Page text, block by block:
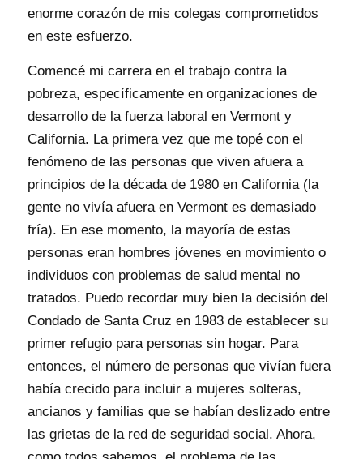
enorme corazón de mis colegas comprometidos
en este esfuerzo.
Comencé mi carrera en el trabajo contra la
pobreza, específicamente en organizaciones de
desarrollo de la fuerza laboral en Vermont y
California. La primera vez que me topé con el
fenómeno de las personas que viven afuera a
principios de la década de 1980 en California (la
gente no vivía afuera en Vermont es demasiado
fría). En ese momento, la mayoría de estas
personas eran hombres jóvenes en movimiento o
individuos con problemas de salud mental no
tratados. Puedo recordar muy bien la decisión del
Condado de Santa Cruz en 1983 de establecer su
primer refugio para personas sin hogar. Para
entonces, el número de personas que vivían fuera
había crecido para incluir a mujeres solteras,
ancianos y familias que se habían deslizado entre
las grietas de la red de seguridad social. Ahora,